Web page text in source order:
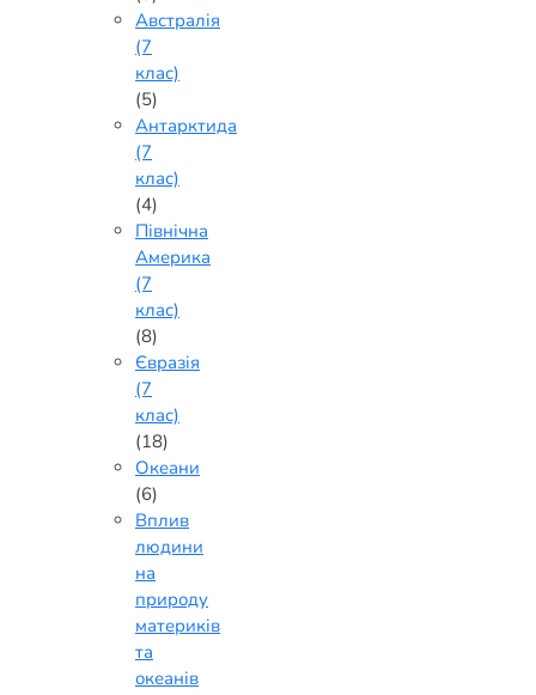
Австралія
(7
клас)
(5)
Антарктида
(7
клас)
(4)
Північна
Америка
(7
клас)
(8)
Євразія
(7
клас)
(18)
Океани
(6)
Вплив
людини
на
природу
материків
та
океанів